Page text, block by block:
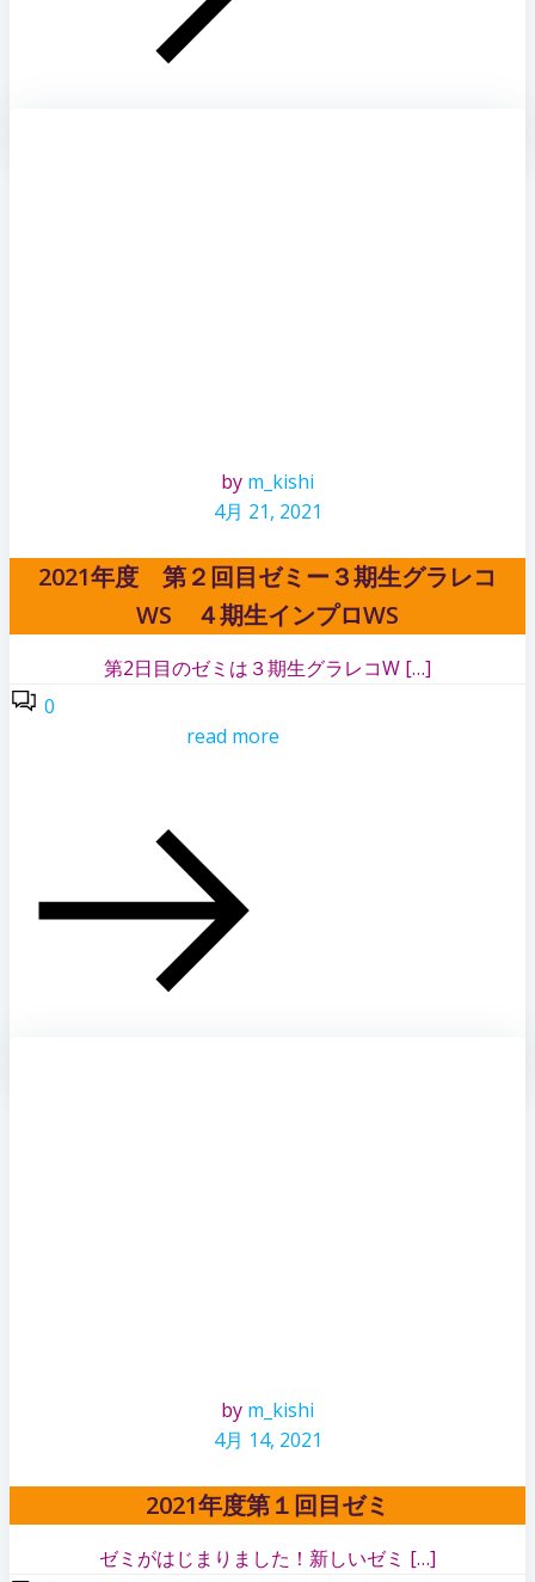
by m_kishi
4月 21, 2021
2021年度 第２回目ゼミー３期生グラレコ
WS ４期生インプロWS
第2日目のゼミは３期生グラレコW […]
0
read more
by m_kishi
4月 14, 2021
2021年度第１回目ゼミ
ゼミがはじまりました！新しいゼミ […]